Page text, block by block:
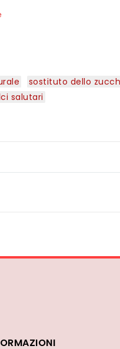
sostituto dello
salutari